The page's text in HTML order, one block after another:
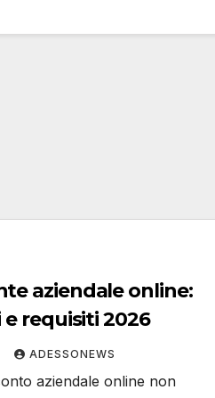
aziendale online:
requisiti 2026
ADESSONEWS
aziendale online non